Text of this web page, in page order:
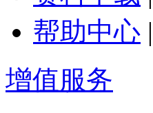
帮助中心 |
增值服务